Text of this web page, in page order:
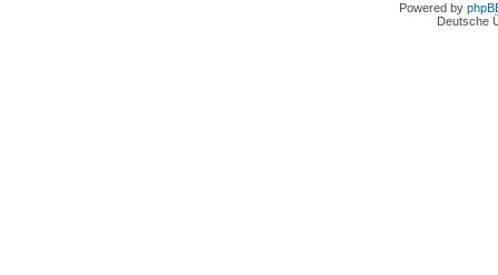
Powered by
Deutsche